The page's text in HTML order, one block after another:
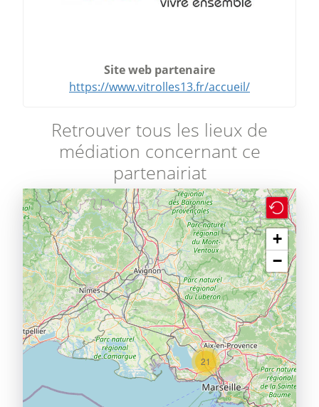
Site web partenaire
https://www.vitrolles13.fr/accueil/
Retrouver tous les lieux de
médiation concernant ce
partenairiat
21
+
−